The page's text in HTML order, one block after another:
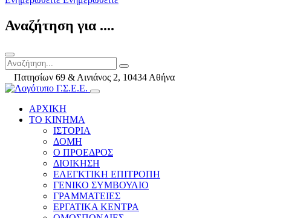
Αναζήτηση για ....
Πατησίων 69 & Αινιάνος 2, 10434 Αθήνα
ΑΡΧΙΚΗ
ΤΟ ΚΙΝΗΜΑ
ΙΣΤΟΡΙΑ
ΔΟΜΗ
Ο ΠΡΟΕΔΡΟΣ
ΔΙΟΙΚΗΣΗ
ΕΛΕΓΚΤΙΚΗ ΕΠΙΤΡΟΠΗ
ΓΕΝΙΚΟ ΣΥΜΒΟΥΛΙΟ
ΓΡΑΜΜΑΤΕΙΕΣ
ΕΡΓΑΤΙΚΑ ΚΕΝΤΡΑ